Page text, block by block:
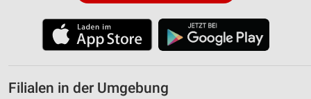
Filialen in der Umgebung